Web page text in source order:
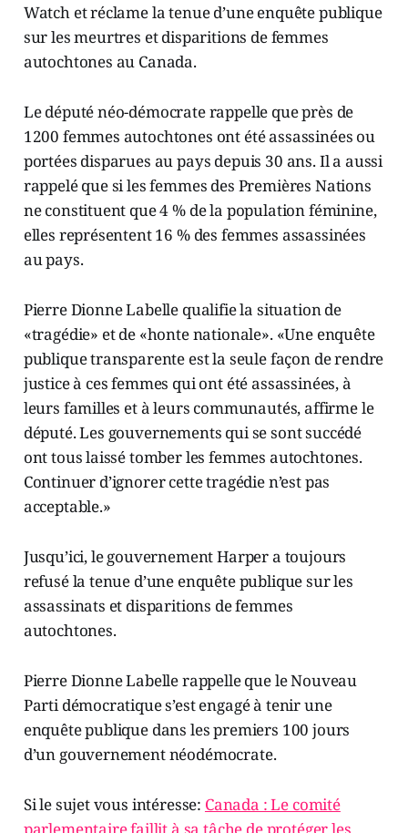
Watch et réclame la tenue d’une enquête publique
sur les meurtres et disparitions de femmes
autochtones au Canada.
Le député néo-démocrate rappelle que près de
1200 femmes autochtones ont été assassinées ou
portées disparues au pays depuis 30 ans. Il a aussi
rappelé que si les femmes des Premières Nations
ne constituent que 4 % de la population féminine,
elles représentent 16 % des femmes assassinées
au pays.
Pierre Dionne Labelle qualifie la situation de
«tragédie» et de «honte nationale». «Une enquête
publique transparente est la seule façon de rendre
justice à ces femmes qui ont été assassinées, à
leurs familles et à leurs communautés, affirme le
député. Les gouvernements qui se sont succédé
ont tous laissé tomber les femmes autochtones.
Continuer d’ignorer cette tragédie n’est pas
acceptable.»
Jusqu’ici, le gouvernement Harper a toujours
refusé la tenue d’une enquête publique sur les
assassinats et disparitions de femmes
autochtones.
Pierre Dionne Labelle rappelle que le Nouveau
Parti démocratique s’est engagé à tenir une
enquête publique dans les premiers 100 jours
d’un gouvernement néodémocrate.
Si le sujet vous intéresse: Canada : Le comité
parlementaire faillit à sa tâche de protéger les